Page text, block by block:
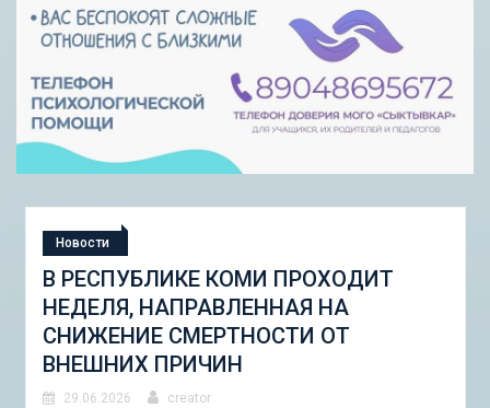
Новости
В РЕСПУБЛИКЕ КОМИ ПРОХОДИТ
НЕДЕЛЯ, НАПРАВЛЕННАЯ НА
СНИЖЕНИЕ СМЕРТНОСТИ ОТ
ВНЕШНИХ ПРИЧИН
29.06.2026 creator